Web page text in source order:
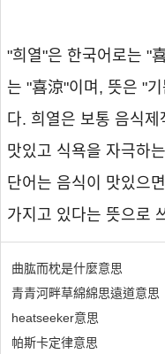
"희열"은 한국어로는 "
는 "喜涼"이며, 뜻은 "
다. 희열은 보통 음식제
맛있고 식욕을 자극하
단어는 음식이 맛있으
가지고 있다는 뜻으로
曲肱而枕是什麼意思
青青河畔草綿綿思遠道意思
heatseeker意思
帕斯卡定律意思